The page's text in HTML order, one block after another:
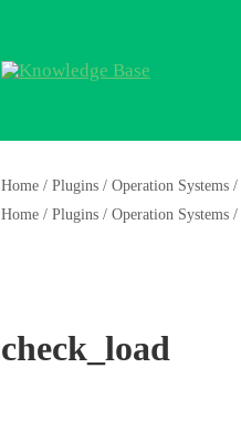
Home / Plugins / Operation Systems /
Home / Plugins / Operation Systems /
check_load